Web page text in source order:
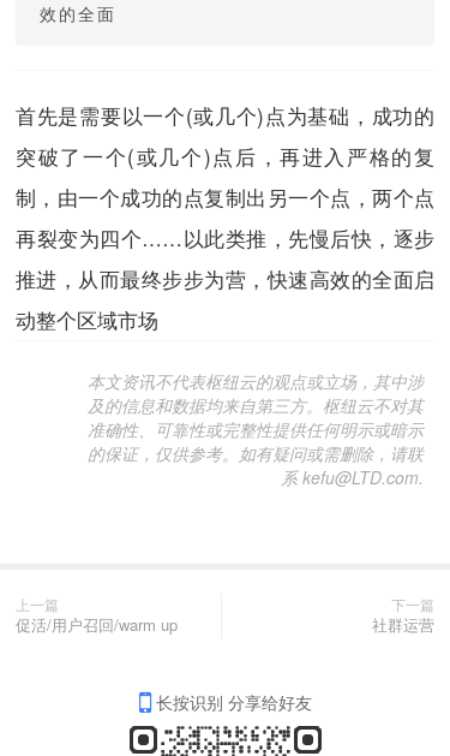
效的全面
首先是需要以一个(或几个)点为基础，成功的
突破了一个(或几个)点后，再进入严格的复
制，由一个成功的点复制出另一个点，两个点
再裂变为四个……以此类推，先慢后快，逐步
推进，从而最终步步为营，快速高效的全面启
动整个区域市场
本文资讯不代表枢纽云的观点或立场，其中涉
及的信息和数据均来自第三方。枢纽云不对其
准确性、可靠性或完整性提供任何明示或暗示
的保证，仅供参考。如有疑问或需删除，请联
系 kefu@LTD.com.
上一篇
促活/用户召回/warm up
下一篇
社群运营
长按识别 分享给好友